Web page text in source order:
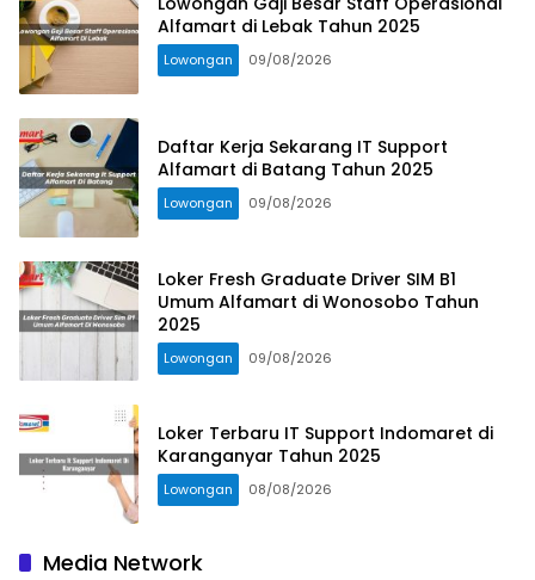
Alfamart di Lebak Tahun 2025
Lowongan 09/08/2026
Daftar Kerja Sekarang IT Support
Alfamart di Batang Tahun 2025
Lowongan 09/08/2026
Loker Fresh Graduate Driver SIM B1
Umum Alfamart di Wonosobo Tahun
2025
Lowongan 09/08/2026
Loker Terbaru IT Support Indomaret di
Karanganyar Tahun 2025
Lowongan 08/08/2026
Media Network